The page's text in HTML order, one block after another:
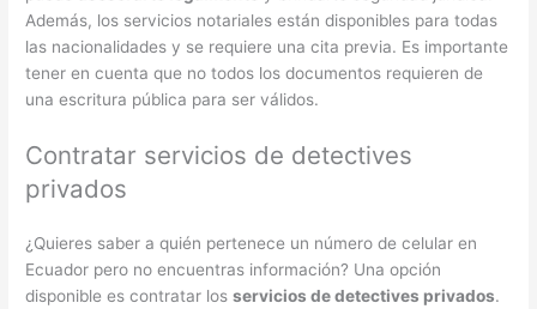
Además, los servicios notariales están disponibles para todas
las nacionalidades y se requiere una cita previa. Es importante
tener en cuenta que no todos los documentos requieren de
una escritura pública para ser válidos.
Contratar servicios de detectives
privados
¿Quieres saber a quién pertenece un número de celular en
Ecuador pero no encuentras información? Una opción
disponible es contratar losservicios de detectives privados.